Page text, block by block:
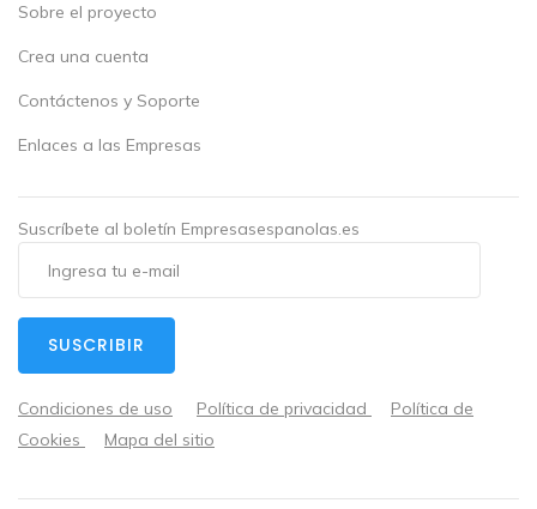
Sobre el proyecto
Crea una cuenta
Contáctenos y Soporte
Enlaces a las Empresas
Suscríbete al boletín Empresasespanolas.es
Condiciones de uso Política de privacidad
Política de
Cookies
Mapa del sitio
SUSCRIBIR